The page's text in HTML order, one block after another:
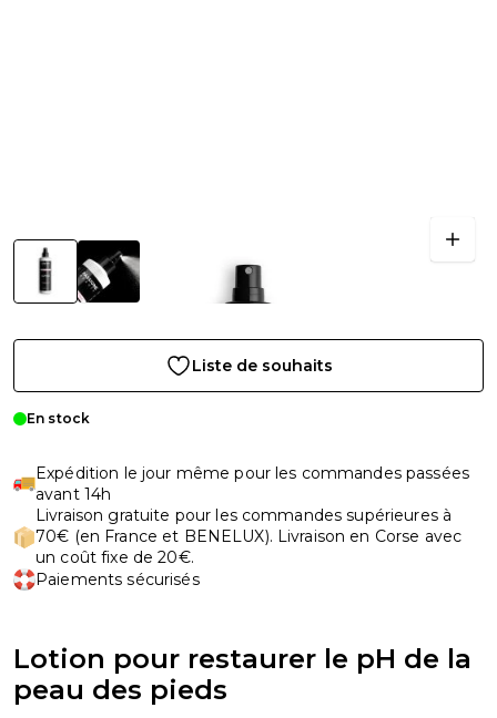
Liste de souhaits
En stock
Expédition le jour même pour les commandes passées
avant 14h
Livraison gratuite pour les commandes supérieures à
70€ (en France et BENELUX). Livraison en Corse avec
un coût fixe de 20€.
Paiements sécurisés
Lotion pour restaurer le pH de la
peau des pieds